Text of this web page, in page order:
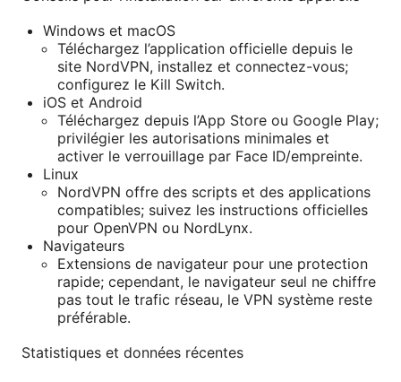
Windows et macOS
Téléchargez l’application officielle depuis le
site NordVPN, installez et connectez-vous;
configurez le Kill Switch.
iOS et Android
Téléchargez depuis l’App Store ou Google Play;
privilégier les autorisations minimales et
activer le verrouillage par Face ID/empreinte.
Linux
NordVPN offre des scripts et des applications
compatibles; suivez les instructions officielles
pour OpenVPN ou NordLynx.
Navigateurs
Extensions de navigateur pour une protection
rapide; cependant, le navigateur seul ne chiffre
pas tout le trafic réseau, le VPN système reste
préférable.
Statistiques et données récentes